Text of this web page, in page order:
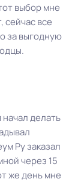
выбор мне
сейчас все
за выгодную
делать
Ру заказал
через 15
же день мне